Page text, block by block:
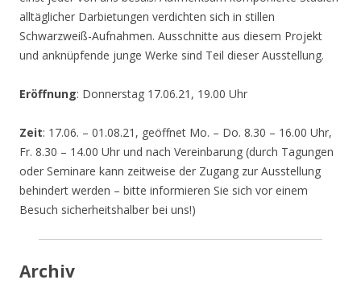
alltäglicher Darbietungen verdichten sich in stillen
Schwarzweiß-Aufnahmen. Ausschnitte aus diesem Projekt
und anknüpfende junge Werke sind Teil dieser Ausstellung.
Eröffnung: Donnerstag 17.06.21, 19.00 Uhr
Zeit: 17.06. – 01.08.21, geöffnet Mo. – Do. 8.30 – 16.00 Uhr,
Fr. 8.30 – 14.00 Uhr und nach Vereinbarung (durch Tagungen
oder Seminare kann zeitweise der Zugang zur Ausstellung
behindert werden – bitte informieren Sie sich vor einem
Besuch sicherheitshalber bei uns!)
Archiv